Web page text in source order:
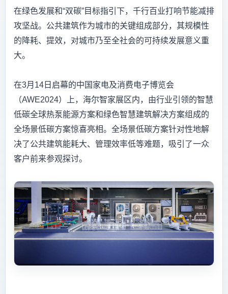
在绿色发展和“双碳”目标指引下，千行百业打响节能减排
攻坚战。公共建筑作为城市的关键组成部分，其规模性
的降耗、提效，对城市乃至全社会的可持续发展意义重
大。
在3月14日启幕的中国家电及消费电子博览会
（AWE2024）上，海尔智家展区内，由行业引领的智慧
低碳全球热泵能源方案和绿色智慧建筑解决方案组成的
全场景低碳方案惊喜亮相。全场景低碳方案针对性地解
决了公共建筑能耗大、管理效率低等难题，吸引了一众
客户前来参观探讨。